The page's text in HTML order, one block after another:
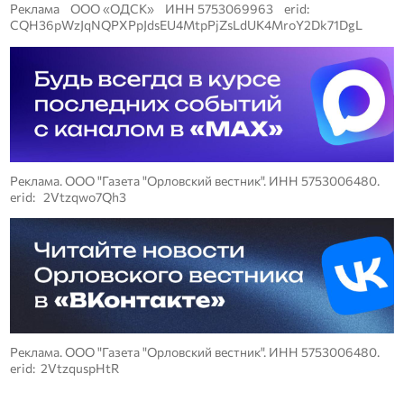
Реклама ООО «ОДСК» ИНН 5753069963 erid:
CQH36pWzJqNQPXPpJdsEU4MtpPjZsLdUK4MroY2Dk71DgL
Реклама. ООО "Газета "Орловский вестник". ИНН 5753006480.
erid: 2Vtzqwo7Qh3
Реклама. ООО "Газета "Орловский вестник". ИНН 5753006480.
erid: 2VtzquspHtR